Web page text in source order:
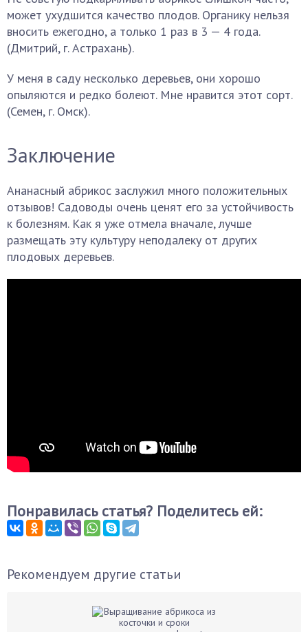
может ухудшится качество плодов. Органику нельзя
вносить ежегодно, а только 1 раз в 3 — 4 года.
(Дмитрий, г. Астрахань).
У меня в саду несколько деревьев, они хорошо
опыляются и редко болеют. Мне нравится этот сорт.
(Семен, г. Омск).
Заключение
Ананасный абрикос заслужил много положительных
отзывов! Садоводы очень ценят его за устойчивость
к болезням. Как я уже отмела вначале, лучше
размещать эту культуру неподалеку от других
плодовых деревьев.
Понравилась статья? Поделитесь ей:
Рекомендуем другие статьи